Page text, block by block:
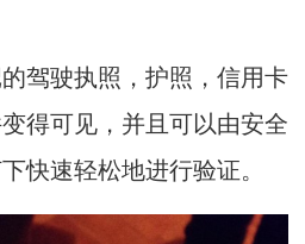
驾驶执照，护照，信用卡
得可见，并且可以由安全
快速轻松地进行验证。